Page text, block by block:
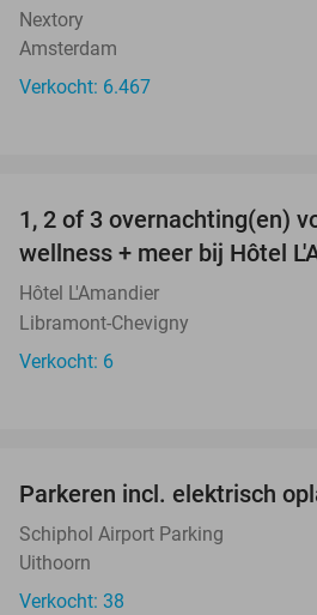
Nextory
Amsterdam
Verkocht: 6.467
TODAY
1, 2 of 3 overnachting(en)
wellness + meer bij Hôtel
Hôtel L'Amandier
Libramont-Chevigny
Verkocht: 6
Parkeren incl. elektrisch
Schiphol Airport Parking
Uithoorn
Verkocht: 38